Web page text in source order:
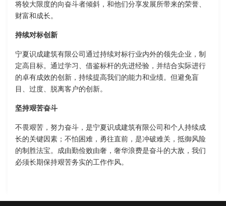
将较大限度的向奋斗者倾斜，和他们分享发展所带来的荣誉、
财富和成长。
持续对标创新
宁夏识成建筑有限公司通过持续对标行业内外的领先企业，制
定高目标。通过学习、借鉴标杆的先进经验，并结合实际进行
的卓有成效的创新，持续提高我们的能力和业绩。但避免盲
目、过度、脱离客户的创新。
坚持艰苦奋斗
不畏艰苦，努力奋斗，是宁夏识成建筑有限公司和个人持续成
长的关键因素；不怕困难，勇往直前，是冲破难关，抵御风险
的制胜法宝。成由勤俭败由奢，奢华浪费是奋斗的大敌，我们
必须长期保持艰苦务实的工作作风。